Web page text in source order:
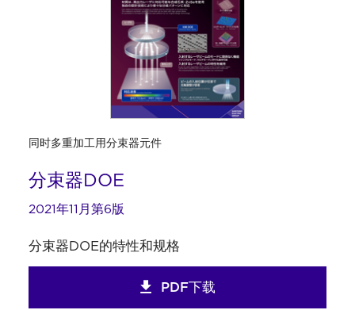
同时多重加工用分束器元件
分束器DOE
2021年11月第6版
分束器DOE的特性和规格
PDF下载